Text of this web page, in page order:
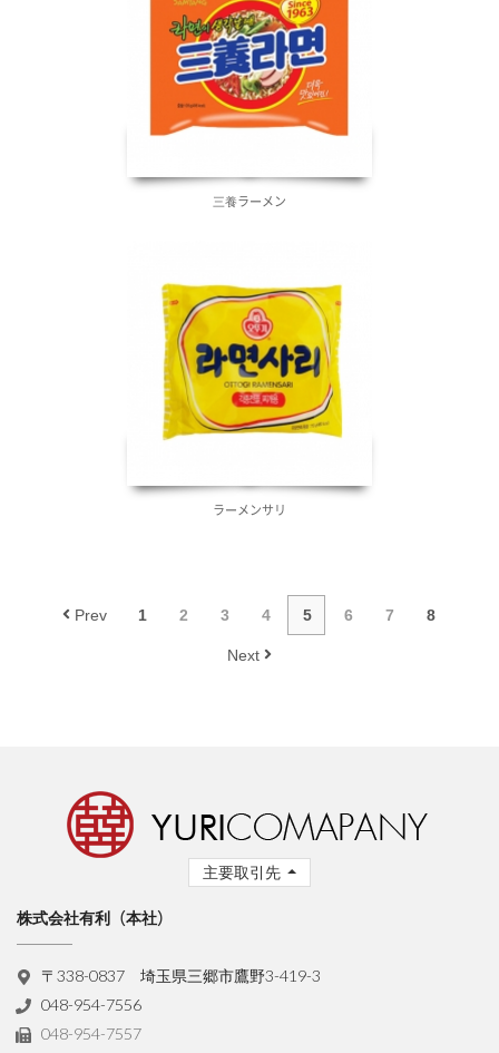
三養ラーメン
ラーメンサリ
Prev 1 2 3 4 5 6 7 8
Next
主要取引先
株式会社有利（本社）
〒338-0837 埼玉県三郷市鷹野3-419-3
048-954-7556
048-954-7557